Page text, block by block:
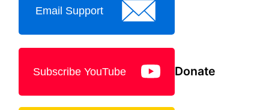
Email Support
Subscribe YouTube Donate